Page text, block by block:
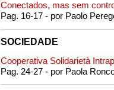
Conectados, mas sem
Pag. 16-17 - por Paolo
SOCIEDADE
Cooperativa Solidarietà
Pag. 24-27 - por Paola